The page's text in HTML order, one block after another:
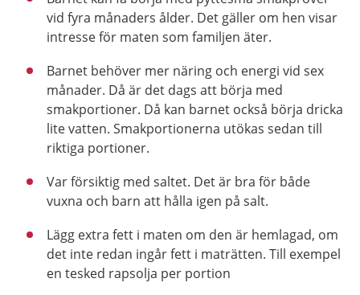
vid fyra månaders ålder. Det gäller om hen visar
intresse för maten som familjen äter.
Barnet behöver mer näring och energi vid sex
månader. Då är det dags att börja med
smakportioner. Då kan barnet också börja dricka
lite vatten. Smakportionerna utökas sedan till
riktiga portioner.
Var försiktig med saltet. Det är bra för både
vuxna och barn att hålla igen på salt.
Lägg extra fett i maten om den är hemlagad, om
det inte redan ingår fett i maträtten. Till exempel
en tesked rapsolja per portion